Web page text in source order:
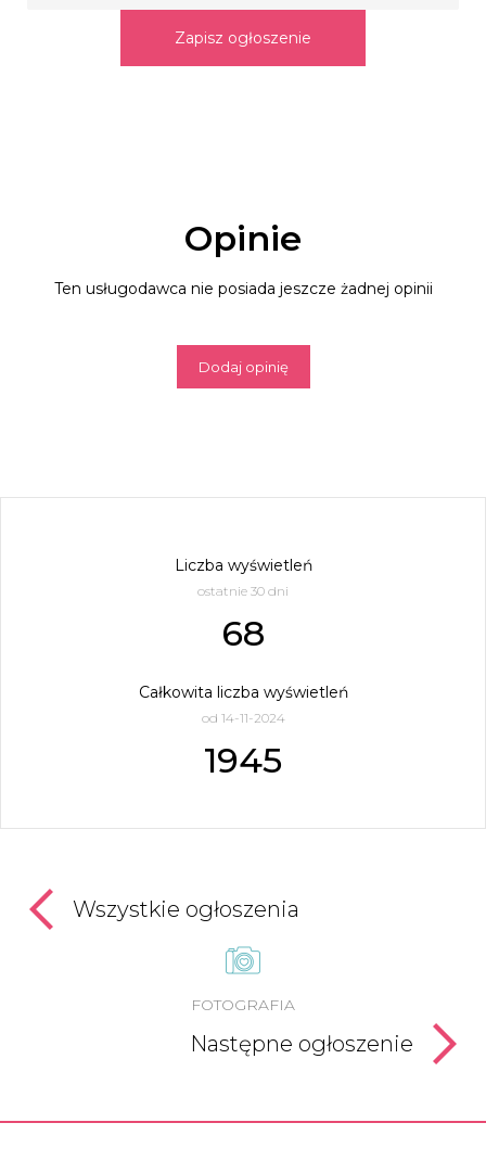
Zapisz ogłoszenie
Opinie
Ten usługodawca nie posiada jeszcze żadnej opinii
Dodaj opinię
Liczba wyświetleń
ostatnie 30 dni
68
Całkowita liczba wyświetleń
od 14-11-2024
1945
Wszystkie ogłoszenia
FOTOGRAFIA
Następne ogłoszenie